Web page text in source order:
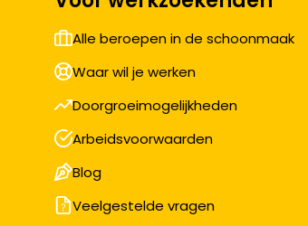
Alle beroepen in de schoonmaak
Waar wil je werken
Doorgroeimogelijkheden
Arbeidsvoorwaarden
Blog
Veelgestelde vragen